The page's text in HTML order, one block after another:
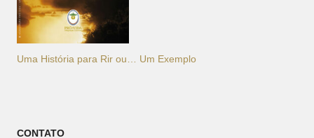
Uma História para Rir ou… Um Exemplo
CONTATO